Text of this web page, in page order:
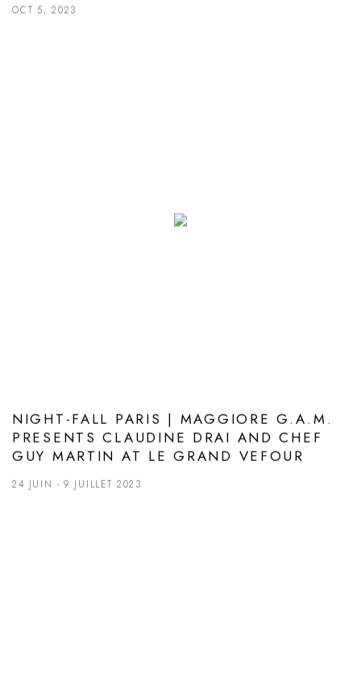
OCT 5, 2023
NIGHT-FALL PARIS | MAGGIORE G.A.M.
PRESENTS CLAUDINE DRAI AND CHEF
GUY MARTIN AT LE GRAND VEFOUR
24 JUIN - 9 JUILLET 2023